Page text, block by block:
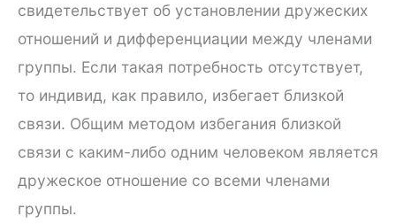
свидетельствует об установлении дружеских
отношений и дифференциации между членами
группы. Если такая потребность отсутствует,
то индивид, как правило, избегает близкой
связи. Общим методом избегания близкой
связи с каким-либо одним человеком является
дружеское отношение со всеми членами
группы.